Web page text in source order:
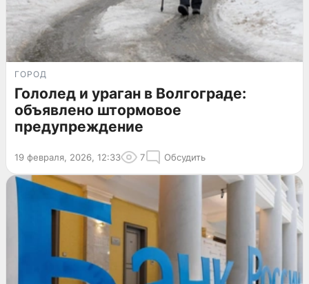
ГОРОД
Гололед и ураган в Волгограде:
объявлено штормовое
предупреждение
19 февраля, 2026, 12:33 7 Обсудить